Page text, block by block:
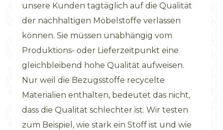
unsere Kunden tagtäglich auf die Qualität
der nachhaltigen Möbelstoffe verlassen
können. Sie müssen unabhängig vom
Produktions- oder Lieferzeitpunkt eine
gleichbleibend hohe Qualität aufweisen.
Nur weil die Bezugsstoffe recycelte
Materialien enthalten, bedeutet das nicht,
dass die Qualität schlechter ist. Wir testen
zum Beispiel, wie stark ein Stoff ist und wie